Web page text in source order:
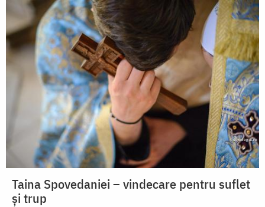
Taina Spovedaniei – vindecare pentru suflet
și trup